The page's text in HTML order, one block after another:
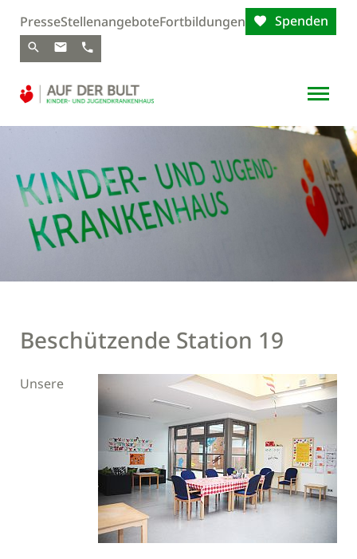
PresseStellenangeboteFortbildungen Spenden
Beschützende Station 19
Unsere